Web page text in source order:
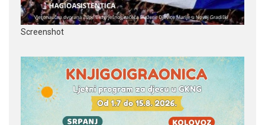
Screenshot